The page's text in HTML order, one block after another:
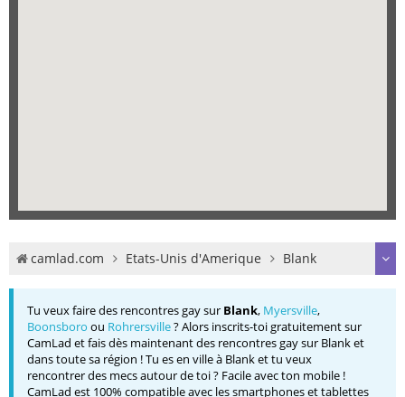
camlad.com Etats-Unis d'Amerique Blank
Tu veux faire des rencontres gay sur Blank, Myersville,
Boonsboro ou Rohrersville? Alors inscrits-toi gratuitement sur
CamLad et fais dès maintenant des rencontres gay sur Blank et
dans toute sa région ! Tu es en ville à Blank et tu veux
rencontrer des mecs autour de toi ? Facile avec ton mobile !
CamLad est 100% compatible avec les smartphones et tablettes